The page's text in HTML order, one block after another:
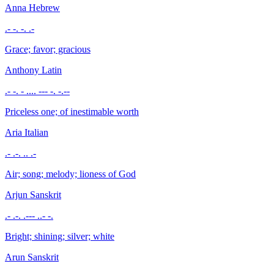
Anna Hebrew
.- -. -. .-
Grace; favor; gracious
Anthony Latin
.- -. - .... --- -. -.--
Priceless one; of inestimable worth
Aria Italian
.- .-. .. .-
Air; song; melody; lioness of God
Arjun Sanskrit
.- .-. .--- ..- -.
Bright; shining; silver; white
Arun Sanskrit